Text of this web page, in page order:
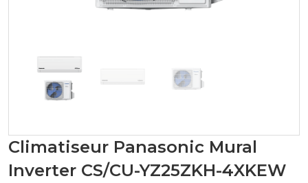
Climatiseur Panasonic Mural
Inverter CS/CU-YZ25ZKH-4XKEW